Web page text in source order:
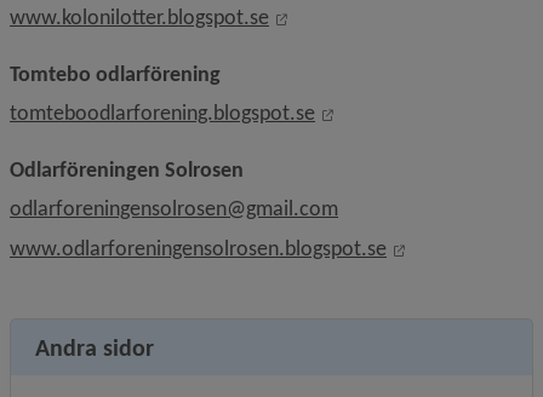
www.kolonilotter.blogspot.se
Länk till annan webbplats,
Tomtebo odlarförening
tomteboodlarforening.blogspot.se
Länk till annan
Odlarföreningen Solrosen
odlarforeningensolrosen@gmail.com
www.odlarforeningensolrosen.blogspot.se
Länk till annan
Andra sidor